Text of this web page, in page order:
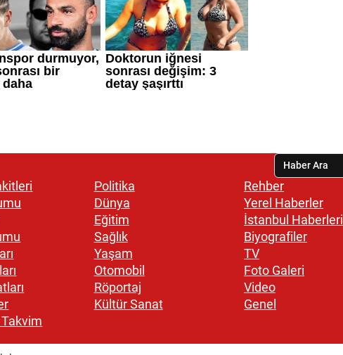
Politika
Dünya
Eğitim
Sağlık
Yaşam
Otomobil
Röportaj
Kültür Sanat
Rehber
Yerel Haberler
İstanbul Haberleri
Biyografiler
TV
Foto Galeri
Video
Genel